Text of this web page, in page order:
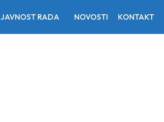
JAVNOST RADA NOVOSTI KONTAKT